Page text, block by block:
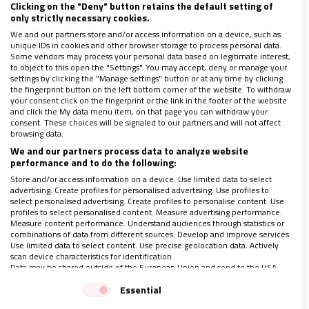
duele mucho y nos aísla de los demás. Con una
sonrisa nos conquistamos unos a otros y la
ingenuidad linda del ser humano puede brotar con
generosidad. El dilema es que son demasiadas las
informaciones que recibimos donde hay
sinvergüenzas que estafan, hacen delitos horribles
y merman el tejido social, sembrando incertidumbre
y separación social.
Clicking on the "Deny" button retains the default setting of
only strictly necessary cookies.
We and our partners store and/or access information on a device, such as
unique IDs in cookies and other browser storage to process personal data.
Some vendors may process your personal data based on legitimate interest,
to object to this open the "Settings". You may accept, deny or manage your
settings by clicking the "Manage settings" button or at any time by clicking
the fingerprint button on the left bottom corner of the website. To withdraw
your consent click on the fingerprint or the link in the footer of the website
and click the My data menu item, on that page you can withdraw your
consent. These choices will be signaled to our partners and will not affect
browsing data.
We and our partners process data to analyze website
performance and to do the following:
Store and/or access information on a device. Use limited data to select
advertising. Create profiles for personalised advertising. Use profiles to
select personalised advertising. Create profiles to personalise content. Use
profiles to select personalised content. Measure advertising performance.
Measure content performance. Understand audiences through statistics or
combinations of data from different sources. Develop and improve services.
Use limited data to select content. Use precise geolocation data. Actively
scan device characteristics for identification.
Data may be shared outside of the European Union and send to the USA.
Your consent and the cookie policy applies solely to this website/app.
View Partner List (1 IAB Vendors)
Essential